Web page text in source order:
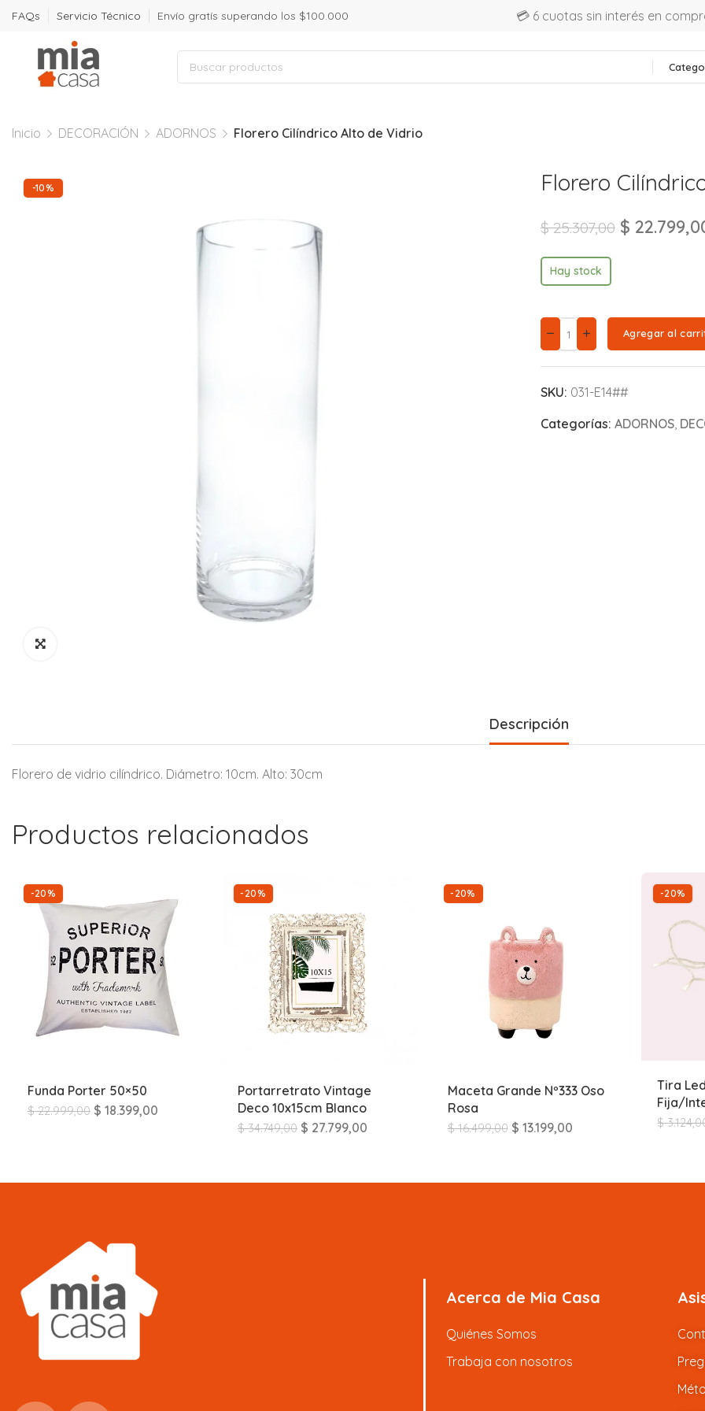
FAQs Servicio Técnico Envío gratís superando los $100.000 💳 6 cuotas sin interés en
Inicio DECORACIÓN ADORNOS Florero Cilíndrico Alto de Vidrio
-10% Florero
$25.307,00 $
Hay stock
Agregar al
SKU: 031-E14##
Categorías: ADORNOS
Descripción
Florero de vidrio cilíndrico. Diámetro: 10cm. Alto: 30cm
Productos relacionados
-20%
Funda Porter 50×50
$22.999,00 $ 18.399,00
-20%
Portarretrato Vintage
Deco 10x15cm Blanco
$34.749,00 $ 27.799,00
-20%
Maceta Grande Nº333 Oso
Rosa
$16.499,00 $ 13.199,00
-20%
Tira
Fija/
$
Acerca de Mia Casa
Quiénes Somos
Trabaja con nosotros